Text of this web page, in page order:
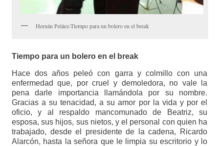
Hernán Peláez-Tiempo para un bolero en el break
Tiempo para un bolero en el break
Hace dos años peleó con garra y colmillo con una
enfermedad que, por cruel y demoledora, no vale la
pena darle importancia llamándola por su nombre.
Gracias a su tenacidad, a su amor por la vida y por el
oficio, y al respaldo mancomunado de Beatriz, su
esposa, sus hijos, sus nietos, y el personal con quien ha
trabajado, desde el presidente de la cadena, Ricardo
Alarcón, hasta la señora que le limpia su escritorio y lo